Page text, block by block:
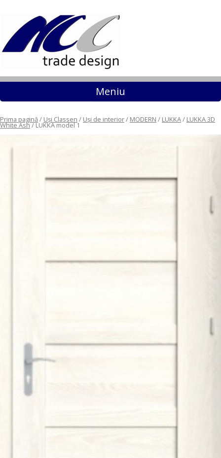
Meniu Sari la conținut
Prima pagină / Uși Classen / Uși de interior/ MODERN / LUKKA/ LUKKA 3D
White Ash/ LUKKA model 1